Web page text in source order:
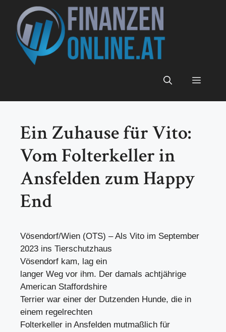
Inhalt
springen
Menü
Ein Zuhause für Vito:
Vom Folterkeller in
Ansfelden zum Happy
End
Vösendorf/Wien (OTS) – Als Vito im September
2023 ins Tierschutzhaus
Vösendorf kam, lag ein
langer Weg vor ihm. Der damals achtjährige
American Staffordshire
Terrier war einer der Dutzenden Hunde, die in
einem regelrechten
Folterkeller in Ansfelden mutmaßlich für